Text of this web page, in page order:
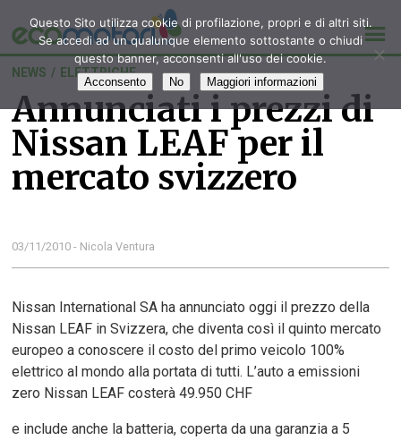
NEWS / ELETTRICHE
Annunciati i prezzi di
Nissan LEAF per il
mercato svizzero
03/11/2010 - Nicola Ventura
Nissan International SA ha annunciato oggi il prezzo della
Nissan LEAF in Svizzera, che diventa così il quinto mercato
europeo a conoscere il costo del primo veicolo 100%
elettrico al mondo alla portata di tutti. L’auto a emissioni
zero Nissan LEAF costerà 49.950 CHF
e include anche la batteria, coperta da una garanzia a 5
Questo Sito utilizza cookie di profilazione, propri e di altri siti.
Se accedi ad un qualunque elemento sottostante o chiudi
questo banner, acconsenti all'uso dei cookie.
Acconsento No Maggiori informazioni